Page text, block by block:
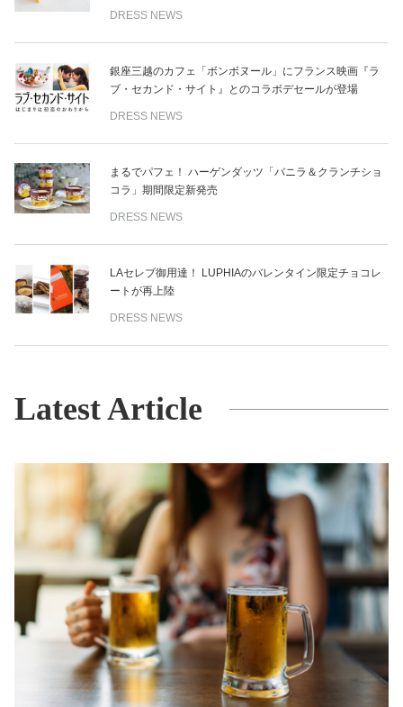
DRESS NEWS
銀座三越のカフェ「ボンボヌール」にフランス映画『ラ
ブ・セカンド・サイト』とのコラボデセールが登場
DRESS NEWS
まるでパフェ！ ハーゲンダッツ「バニラ＆クランチショ
コラ」期間限定新発売
DRESS NEWS
LAセレブ御用達！ LUPHIAのバレンタイン限定チョコレ
ートが再上陸
DRESS NEWS
Latest Article